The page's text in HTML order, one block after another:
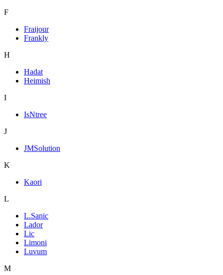
F
Fraijour
Frankly
H
Hadat
Heimish
I
IsNtree
J
JMSolution
K
Kaori
L
L.Sanic
Lador
Lic
Limoni
Luvum
M